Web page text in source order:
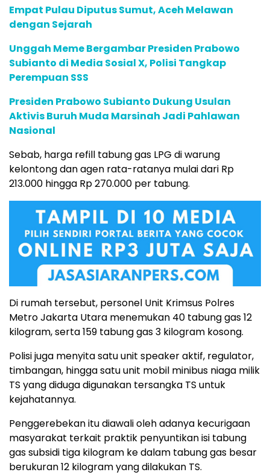
Empat Pulau Diputus Sumut, Aceh Melawan
dengan Sejarah
Unggah Meme Bergambar Presiden Prabowo
Subianto di Media Sosial X, Polisi Tangkap
Perempuan SSS
Presiden Prabowo Subianto Dukung Usulan
Aktivis Buruh Muda Marsinah Jadi Pahlawan
Nasional
Sebab, harga refill tabung gas LPG di warung
kelontong dan agen rata-ratanya mulai dari Rp
213.000 hingga Rp 270.000 per tabung.
Di rumah tersebut, personel Unit Krimsus Polres
Metro Jakarta Utara menemukan 40 tabung gas 12
kilogram, serta 159 tabung gas 3 kilogram kosong.
Polisi juga menyita satu unit speaker aktif, regulator,
timbangan, hingga satu unit mobil minibus niaga milik
TS yang diduga digunakan tersangka TS untuk
kejahatannya.
Penggerebekan itu diawali oleh adanya kecurigaan
masyarakat terkait praktik penyuntikan isi tabung
gas subsidi tiga kilogram ke dalam tabung gas besar
berukuran 12 kilogram yang dilakukan TS.